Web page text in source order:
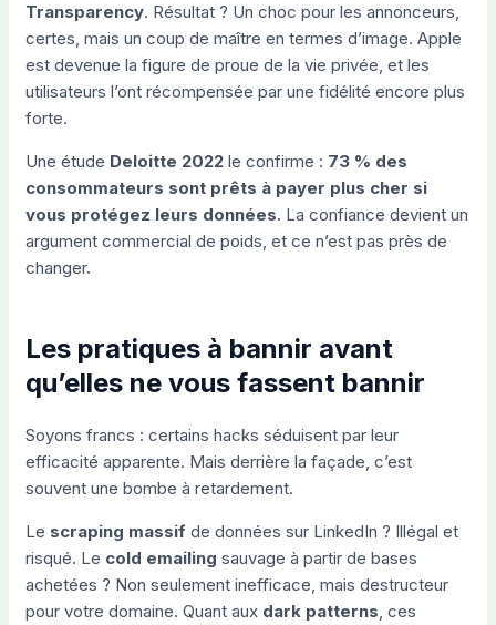
Transparency. Résultat ? Un choc pour les annonceurs,
certes, mais un coup de maître en termes d’image. Apple
est devenue la figure de proue de la vie privée, et les
utilisateurs l’ont récompensée par une fidélité encore plus
forte.
Une étude Deloitte 2022 le confirme : 73 % des
consommateurs sont prêts à payer plus cher si
vous protégez leurs données. La confiance devient un
argument commercial de poids, et ce n’est pas près de
changer.
Les pratiques à bannir avant
qu’elles ne vous fassent bannir
Soyons francs : certains hacks séduisent par leur
efficacité apparente. Mais derrière la façade, c’est
souvent une bombe à retardement.
Le scraping massif de données sur LinkedIn ? Illégal et
risqué. Le cold emailing sauvage à partir de bases
achetées ? Non seulement inefficace, mais destructeur
pour votre domaine. Quant aux dark patterns, ces